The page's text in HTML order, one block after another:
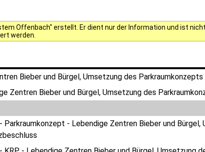
Offenbach" erstellt. Er dient nur der Information und ist
werden.
Bieber und Bürgel, Umsetzung des
Zentren Bieber und Bürgel, Umsetzung des
Parkraumkonzept - Lebendige Zentren Bieber und